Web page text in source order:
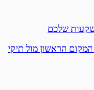
שלכם
הראשון מול תיקי